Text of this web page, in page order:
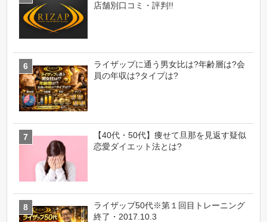
店舗別口コミ・評判!!
ライザップに通う男女比は?年齢層は?会
員の年収は?タイプは?
【40代・50代】痩せて旦那を見返す疑似
恋愛ダイエット法とは?
ライザップ50代※第１回目トレーニング
終了・2017.10.3